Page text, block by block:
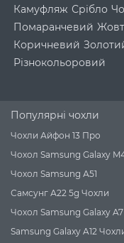
Камуфляж Срібло
Помаранчевий
Коричневий
Різнокольоровий
Популярні чохли
Чохли Айфон 13 Про
Чохол Samsung Galaxy
Чохол Samsung А51
Самсунг А22 5g Чохли
Чохол Samsung Galaxy A7
Samsung Galaxy A12